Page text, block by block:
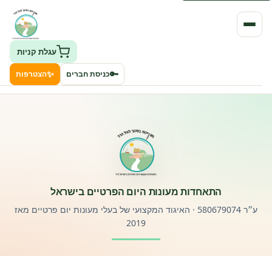
רישוי וחקיקה
פורטל לוח מודעות דרושים עובדים
עגלת קניות
🔑כניסת חברים ✨הצטרפות
התאחדות מעונות היום הפרטיים בישראל
ע״ר 580679074 · האיגוד המקצועי של בעלי מעונות יום פרטיים מאז
2019